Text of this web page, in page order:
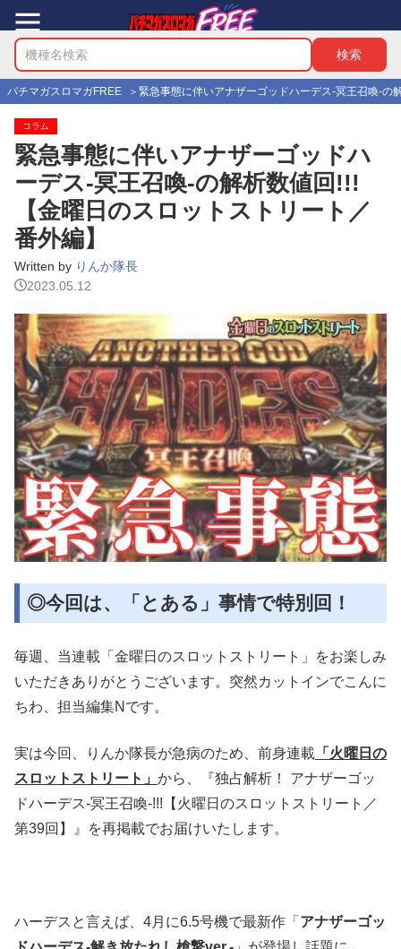
パチマガスロマガFREE 緊急事態に伴いアナザーゴッドハーデス-冥王召喚-の
コラム
緊急事態に伴いアナザーゴッドハ
ーデス-冥王召喚-の解析数値回!!!
【金曜日のスロットストリート／
番外編】
Written by りんか隊長
2023.05.12
◎今回は、「とある」事情で特別回！
毎週、当連載「金曜日のスロットストリート」をお楽しみ
いただきありがとうございます。突然カットインでこんに
ちわ、担当編集Nです。
実は今回、りんか隊長が急病のため、前身連載 「火曜日の
スロットストリート」 から、『独占解析！ アナザーゴッ
ドハーデス-冥王召喚-!!!【火曜日のスロットストリート／
第39回】』を再掲載でお届けいたします。
ハーデスと言えば、4月に6.5号機で最新作「 アナザーゴッ